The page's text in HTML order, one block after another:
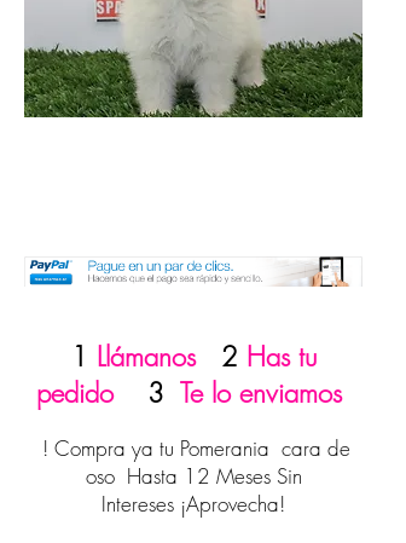
1 Llámanos 2 Has tu
pedido3 Te lo enviamos
! Compra ya tu Pomerania cara de
oso Hasta 12 Meses Sin
Intereses ¡Aprovecha!